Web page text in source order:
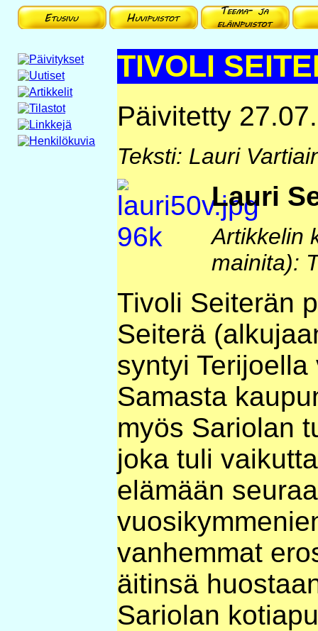
TIVOLI
Päivitetty
Teksti: Lauri
Lauri
Artikkelin
mainita):
Tivoli Seiterän
Seiterä
syntyi
Samasta
myös Sariolan
joka tuli
elämään
vanhemmat
äitinsä
Sariolan